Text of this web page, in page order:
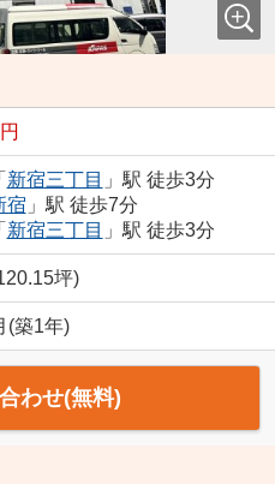
新宿三丁目 」駅 徒歩3分
宿 」駅 徒歩7分
新宿三丁目 」駅 徒歩3分
坪)
(築1年)
わせ(無料)